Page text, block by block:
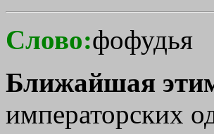
Слово:фофудья
Ближайшая
императорских